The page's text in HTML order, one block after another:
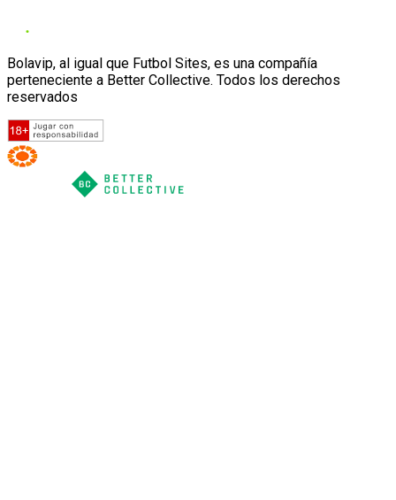
Bolavip, al igual que Futbol Sites, es una compañía
perteneciente a Better Collective. Todos los derechos
reservados